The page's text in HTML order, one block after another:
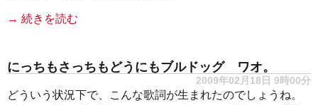
→ 続きを読む
にっちもさっちもどうにもブルドッグ ワオ。
2009年02月18日 9時00分
どういう状況下で、こんな歌詞が生まれたのでしょうね。